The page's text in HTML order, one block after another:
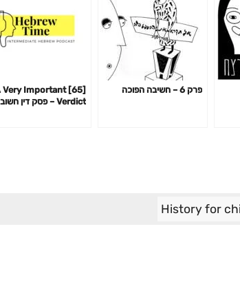
פרק 6 – חשיבה הפוכה
A Very Important
Verdict – פסק דין חשוב